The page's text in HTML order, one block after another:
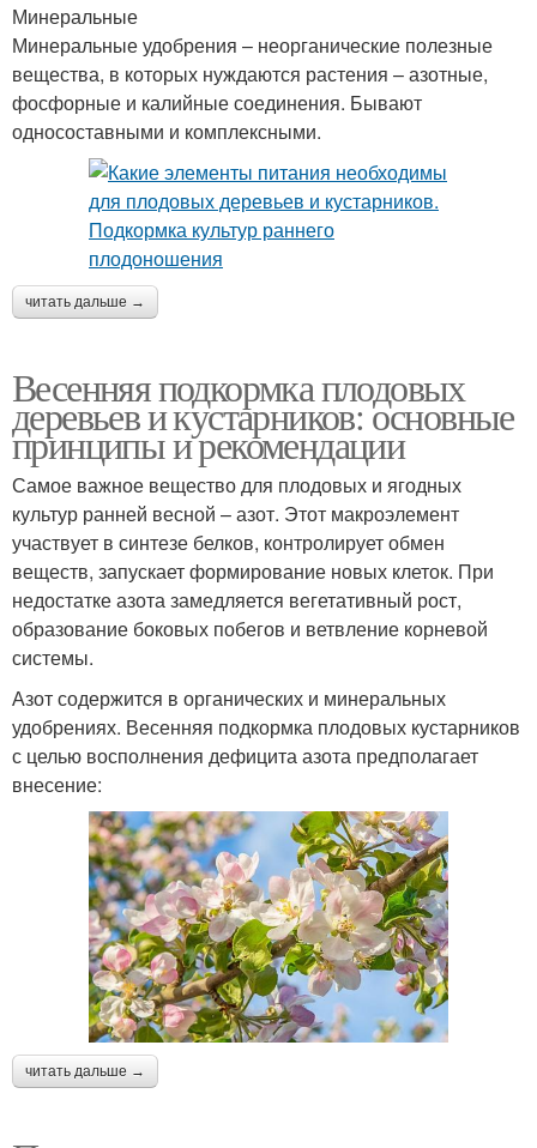
Минеральные
Минеральные удобрения – неорганические полезные
вещества, в которых нуждаются растения – азотные,
фосфорные и калийные соединения. Бывают
односоставными и комплексными.
читать дальше →
Весенняя подкормка плодовых
деревьев и кустарников: основные
принципы и рекомендации
Самое важное вещество для плодовых и ягодных
культур ранней весной – азот. Этот макроэлемент
участвует в синтезе белков, контролирует обмен
веществ, запускает формирование новых клеток. При
недостатке азота замедляется вегетативный рост,
образование боковых побегов и ветвление корневой
системы.
Азот содержится в органических и минеральных
удобрениях. Весенняя подкормка плодовых кустарников
с целью восполнения дефицита азота предполагает
внесение:
читать дальше →